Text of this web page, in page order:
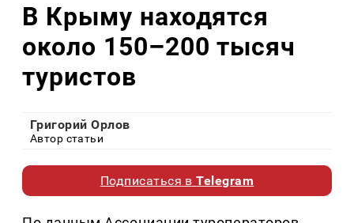
В Крыму находятся
около 150–200 тысяч
туристов
Григорий Орлов
Автор статьи
Подписаться вTelegram